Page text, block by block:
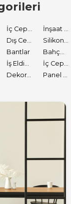
Bantlar
İş Eldiveni
Dekoratif Boyalar